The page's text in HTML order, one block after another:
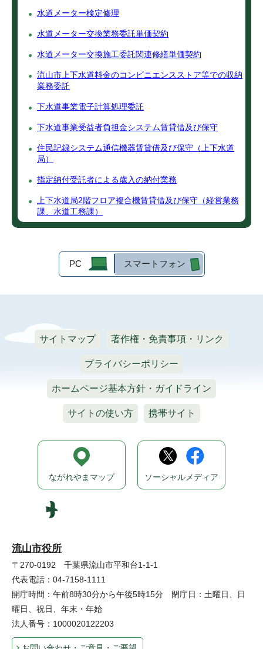
水道メーター検定修理
水道メーター交換業務委託単価契約
水道メーター交換施工委託関連修繕単価契約
流山市上下水道料金のコンビニエンスストア等での収納
業務委託
下水道事業電子計算処理委託
下水道事業受益者負担金システム賃貸借及び保守
住民記録システム通信機器賃貸借及び保守（上下水道
局）
指定納付受託者による歳入の納付業務
上下水道局2階フロア複合機賃貸借及び保守（経営業務
課、水道工務課）
PC スマートフォン
サイトマップ 著作権・免責事項・リンク
プライバシーポリシー
ホームページ基本方針・ガイドライン
サイトの使い方 携帯サイト
流山市役所
〒270-0192 千葉県流山市平和台1-1-1
代表電話：04-7158-1111
開庁時間：午前8時30分から午後5時15分 閉庁日：土曜日、日
曜日、祝日、年末・年始
法人番号：1000020122203
ながれやまマップ ソーシャルメディア